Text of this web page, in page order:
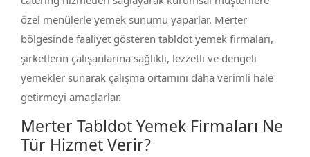
özel menülerle yemek sunumu yaparlar. Merter
bölgesinde faaliyet gösteren tabldot yemek firmaları,
şirketlerin çalışanlarına sağlıklı, lezzetli ve dengeli
yemekler sunarak çalışma ortamını daha verimli hale
getirmeyi amaçlarlar.
Merter Tabldot Yemek Firmaları Ne
Tür Hizmet Verir?